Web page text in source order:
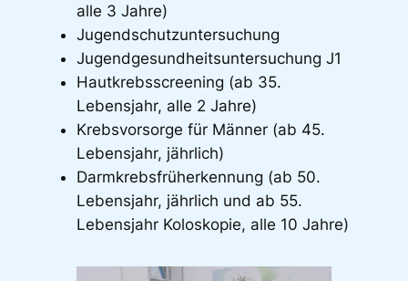
alle 3 Jahre)
Jugendschutzuntersuchung
Jugendgesundheitsuntersuchung J1
Hautkrebsscreening (ab 35.
Lebensjahr, alle 2 Jahre)
Krebsvorsorge für Männer (ab 45.
Lebensjahr, jährlich)
Darmkrebsfrüherkennung (ab 50.
Lebensjahr, jährlich und ab 55.
Lebensjahr Koloskopie, alle 10 Jahre)